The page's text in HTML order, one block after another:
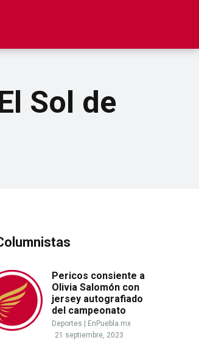
Sol de
Pericos consiente a
Olivia Salomón con
jersey autografiado
del campeonato
Deportes
EnPuebla.mx
21 septiembre, 2023